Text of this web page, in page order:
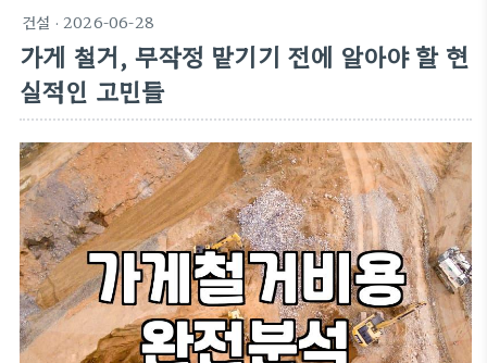
건설 · 2026-06-28
가게 철거, 무작정 맡기기 전에 알아야 할 현
실적인 고민들